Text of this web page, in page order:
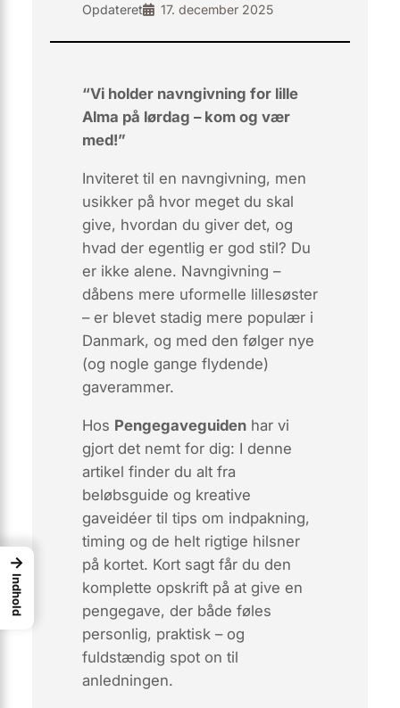
Opdateret 17. december 2025
“Vi holder navngivning for lille
Alma på lørdag – kom og vær
med!”
Inviteret til en navngivning, men
usikker på hvor megetdu skal
give, hvordan du giver det, og
hvad der egentlig er god stil? Du
er ikke alene. Navngivning –
dåbens mere uformelle lillesøster
– er blevet stadig mere populær i
Danmark, og med den følger nye
(og nogle gange flydende)
gaverammer.
Hos Pengegaveguidenhar vi
gjort det nemt for dig: I denne
artikel finder du alt fra
beløbsguide og kreative
gaveidéer til tips om indpakning,
timing og de helt rigtige hilsner
på kortet. Kort sagt får du den
komplette opskriftpå at give en
pengegave, der både føles
personlig, praktisk – og
fuldstændig spot on til
anledningen.
→
Indhold